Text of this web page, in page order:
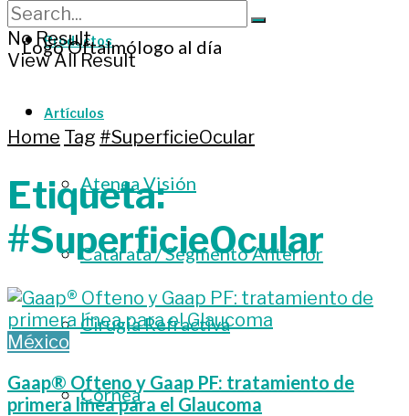
Productos
Artículos
Atenea Visión
Catarata / Segmento Anterior
Cirugía Refractiva
Córnea
No Result
View All Result
Home Tag #SuperficieOcular
Etiqueta:
#SuperficieOcular
México
Gaap® Ofteno y Gaap PF: tratamiento de
primera línea para el Glaucoma